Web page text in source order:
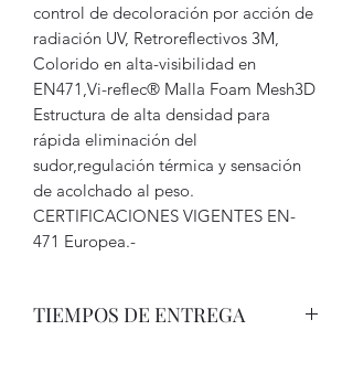
control de decoloración por acción de
radiación UV, Retroreflectivos 3M,
Colorido en alta-visibilidad en
EN471,Vi-reflec® Malla Foam Mesh3D
Estructura de alta densidad para
rápida eliminación del
sudor,regulación térmica y sensación
de acolchado al peso.
CERTIFICACIONES VIGENTES EN-
471 Europea.-
TIEMPOS DE ENTREGA